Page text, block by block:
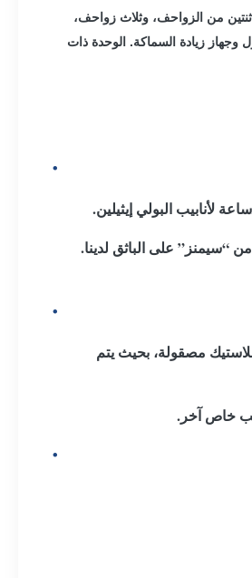
من الزواحف، وثلاث زواحف،
وجهاز زيادة السماكة. الوحدة ذات
“سيمنز” على الباثق لدينا.
مصقولة، بحيث يتم
خاص آخر.